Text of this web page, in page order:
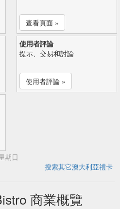
查看頁面 »
使用者評論
提示、交易和討論
使用者評論 »
期日
搜索其它澳大利亞禮卡
商業概覽